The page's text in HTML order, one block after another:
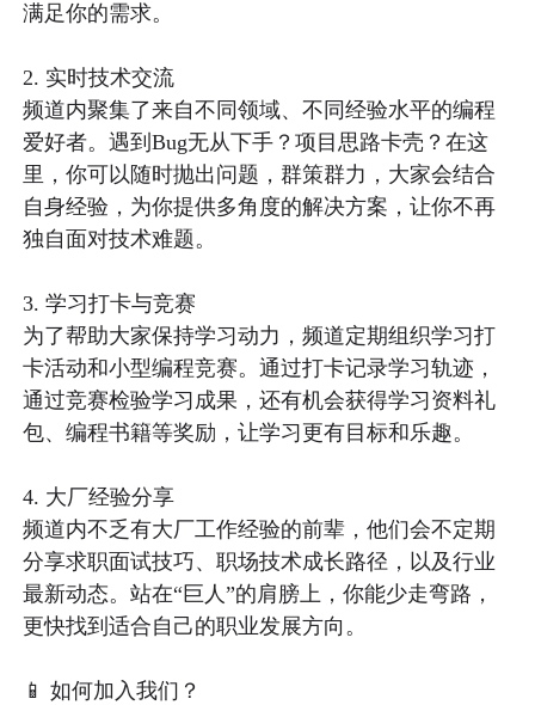
满足你的需求。
2. 实时技术交流
频道内聚集了来自不同领域、不同经验水平的编程
爱好者。遇到Bug无从下手？项目思路卡壳？在这
里，你可以随时抛出问题，群策群力，大家会结合
自身经验，为你提供多角度的解决方案，让你不再
独自面对技术难题。
3. 学习打卡与竞赛
为了帮助大家保持学习动力，频道定期组织学习打
卡活动和小型编程竞赛。通过打卡记录学习轨迹，
通过竞赛检验学习成果，还有机会获得学习资料礼
包、编程书籍等奖励，让学习更有目标和乐趣。
4. 大厂经验分享
频道内不乏有大厂工作经验的前辈，他们会不定期
分享求职面试技巧、职场技术成长路径，以及行业
最新动态。站在“巨人”的肩膀上，你能少走弯路，
更快找到适合自己的职业发展方向。
📱 如何加入我们？